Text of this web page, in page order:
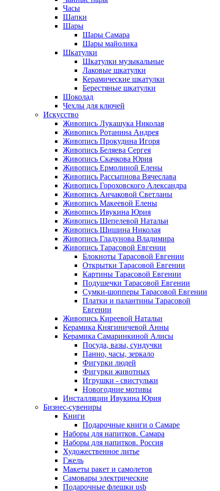
Часы
Шапки
Шары
Шары Самара
Шары майолика
Шкатулки
Шкатулки музыкальные
Лаковые шкатулки
Керамические шкатулки
Берестяные шкатулки
Шоколад
Чехлы для ключей
Искусство
Живопись Лукашука Николая
Живопись Ротанина Андрея
Живопись Прокудина Игоря
Живопись Беляева Сергея
Живопись Скачкова Юрия
Живопись Ермолиной Елены
Живопись Рассыпнова Вячеслава
Живопись Гороховского Александра
Живопись Анчаковой Светланы
Живопись Макеевой Елены
Живопись Ивукина Юрия
Живопись Шепелевой Натальи
Живопись Шишина Николая
Живопись Гладунова Владимира
Живопись Тарасовой Евгении
Блокноты Тарасовой Евгении
Открытки Тарасовой Евгении
Картины Тарасовой Евгении
Подушечки Тарасовой Евгении
Сумки-шопперы Тарасовой Евгении
Платки и палантины Тарасовой
Евгении
Живопись Киреевой Натальи
Керамика Княгиничевой Анны
Керамика Самаринкиной Алисы
Посуда, вазы, сундучки
Панно, часы, зеркало
Фигурки людей
Фигурки животных
Игрушки - свистульки
Новогодние мотивы
Инсталляции Ивукина Юрия
Бизнес-сувениры
Книги
Подарочные книги о Самаре
Наборы для напитков. Самара
Наборы для напитков. Россия
Художественное литье
Гжель
Макеты ракет и самолетов
Самовары электрические
Подарочные флешки usb